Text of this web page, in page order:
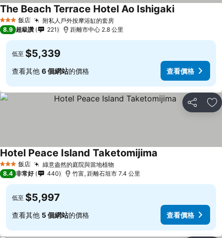
3 星級 飯店 附私人戶外按摩浴缸的套房
The Beach Terrace Hotel Ao Ishigaki
8.9 超級讚 221 距離市中心 2.8 公里
低至 $5,339
查看其他 6 個網站的價格 查看價格
分享 加
3 星級 飯店 綠意盎然的庭院與當地植物
Hotel Peace Island Taketomijima
8.4 非常好 440 竹富, 距離石垣市 7.4 公里
低至 $5,997
查看其他 5 個網站的價格 查看價格